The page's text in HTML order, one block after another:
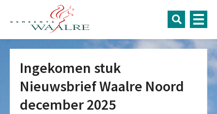
Ingekomen stuk
Nieuwsbrief Waalre Noord
december 2025